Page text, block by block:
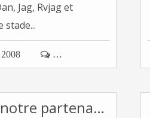
Jag, Rvjag et
stade...
 …
Brioche chez notre partenaire Volkswagen